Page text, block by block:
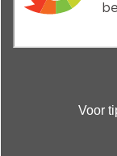
Voor